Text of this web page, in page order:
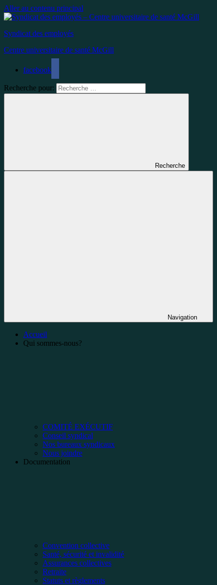
Aller au contenu principal
Syndicat des employés
Centre universitaire de santé McGill
facebook
Recherche pour:
Recherche
Navigation
Accueil
Qui sommes-nous?
COMITÉ EXÉCUTIF
Conseil syndical
Nos bureaux syndicaux
Nous joindre
Documentation
Convention collective
Santé, sécurité et invalidité
Assurances collectives
Retraite
Statuts et règlements